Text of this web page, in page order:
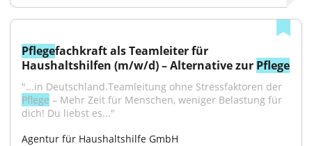
Pflegefachkraft als Teamleiter für
Haushaltshilfen (m/w/d) – Alternative zur Pflege
Pflege – Mehr Zeit für Menschen, weniger Belastung für
dich! Du liebst es..."
Agentur für Haushaltshilfe GmbH